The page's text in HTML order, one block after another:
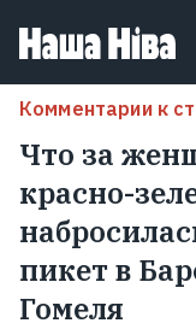
Комментарии к
Что за
красно-
пикет в
Гомеля